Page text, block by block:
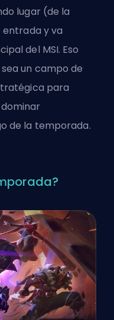
lugar (de la
entrada y va
del MSI. Eso
un campo de
para
de la temporada.